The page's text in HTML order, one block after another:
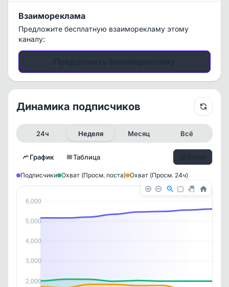
Взаимореклама
Предложите бесплатную взаиморекламу этому
каналу:
✕ ✕
✕
✕
Динамика подписчиков
24ч Неделя Месяц Всё
График Таблица
Подписчики Охват (Просм. поста) Охват (Просм. 24ч)
6,000
5,000
4,000
3,000
2,000